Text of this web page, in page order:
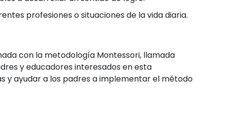
profesiones o situaciones de la vida diaria.
con la metodología Montessori, llamada
y educadores interesados en esta
y ayudar a los padres a implementar el método